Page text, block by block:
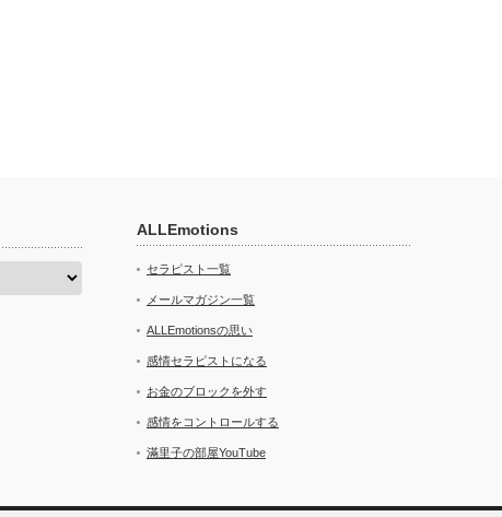
ALLEmotions
セラピスト一覧
メールマガジン一覧
ALLEmotionsの思い
感情セラピストになる
お金のブロックを外す
感情をコントロールする
滿里子の部屋YouTube